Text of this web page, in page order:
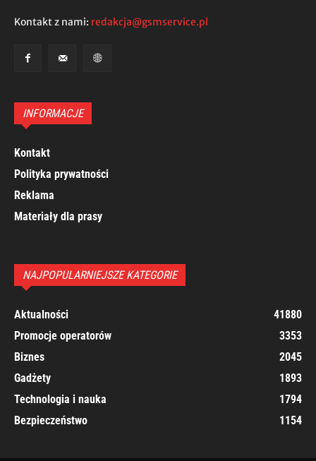
Kontakt z nami: redakcja@gsmservice.pl
INFORMACJE
Kontakt
Polityka prywatności
Reklama
Materiały dla prasy
NAJPOPULARNIEJSZE KATEGORIE
Aktualności
41880
Promocje operatorów
3353
Biznes
2045
Gadżety
1893
Technologia i nauka
1794
Bezpieczeństwo
1154